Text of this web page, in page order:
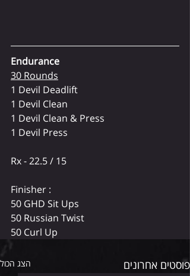
Endurance
30 Rounds
1 Devil Deadlift
1 Devil Clean
1 Devil Clean & Press
1 Devil Press
Rx - 22.5 / 15
Finisher :
50 GHD Sit Ups
50 Russian Twist
50 Curl Up
פוסטים אחרונים הצג הכול